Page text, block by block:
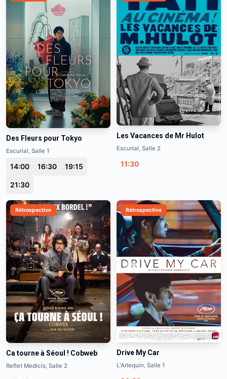
Des Fleurs pour Tokyo
Escurial, Salle 1
14:00 16:30 19:15
21:30
Les Vacances de Mr Hulot
Escurial, Salle 2
11:30
Rétrospective
Ca tourne à Séoul ! Cobweb
Reflet Medicis, Salle 2
Rétrospective
Drive My Car
L'Arlequin, Salle 1